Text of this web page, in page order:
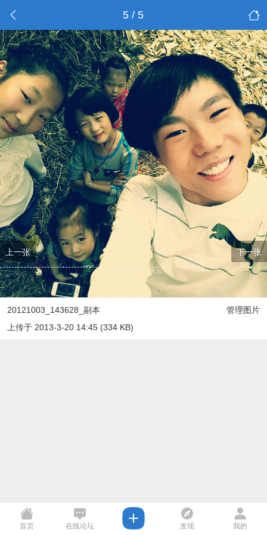
5 / 5
上一张 下一张
管理图片
20121003_143628_副本
上传于 2013-3-20 14:45 (334 KB)
首页 在线论坛 发现 我的